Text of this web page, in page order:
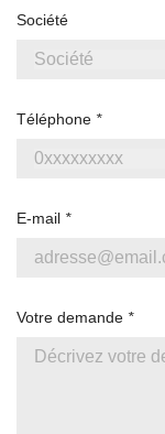
Société
Téléphone *
E-mail *
Votre demande *